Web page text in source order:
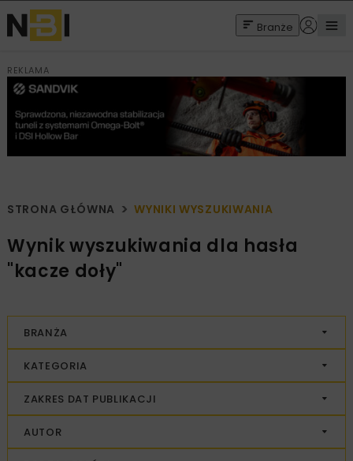
Branże
REKLAMA
STRONA GŁÓWNA WYNIKI WYSZUKIWANIA
Wynik wyszukiwania dla hasła
"kacze doły"
BRANŻA
KATEGORIA
ZAKRES DAT PUBLIKACJI
AUTOR